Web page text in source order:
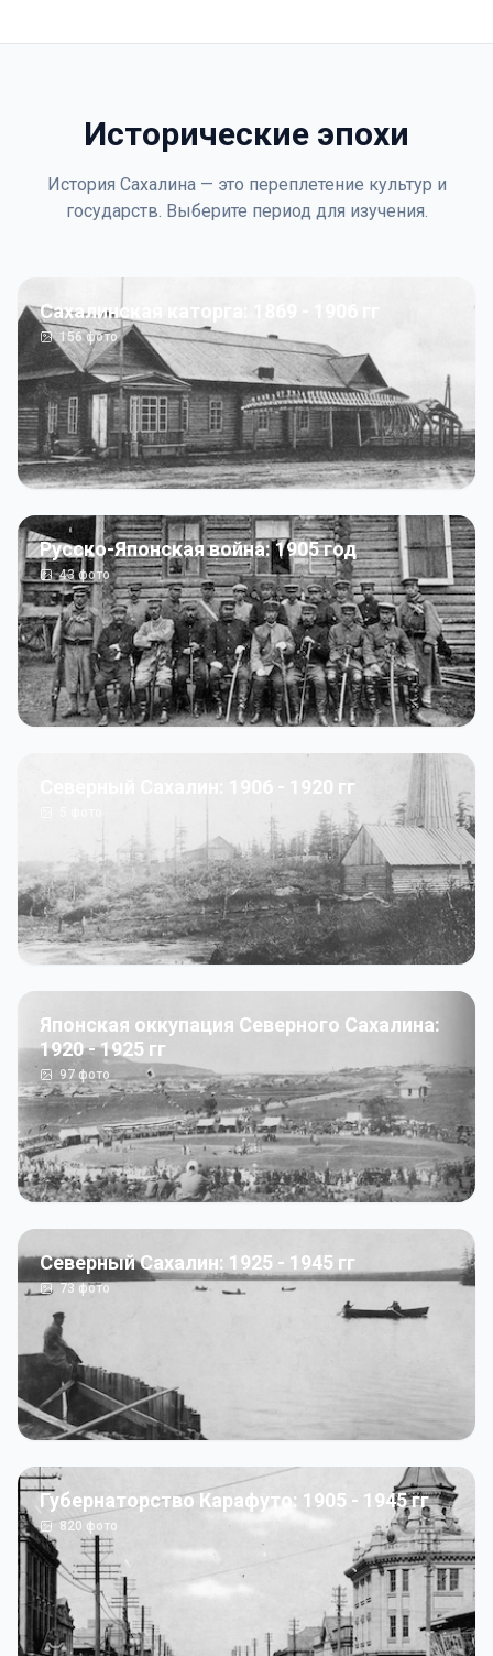
Исторические эпохи
История Сахалина — это переплетение культур и
государств. Выберите период для изучения.
Сахалинская каторга: 1869 - 1906 гг
156фото
Русско-Японская война: 1905 год
43фото
Северный Сахалин: 1906 - 1920 гг
Японская оккупация Северного Сахалина:
1920 - 1925 гг
97 фото
Северный Сахалин: 1925 - 1945 гг
73фото
Губернаторство Карафуто: 1905 - 1945 гг
820 фото